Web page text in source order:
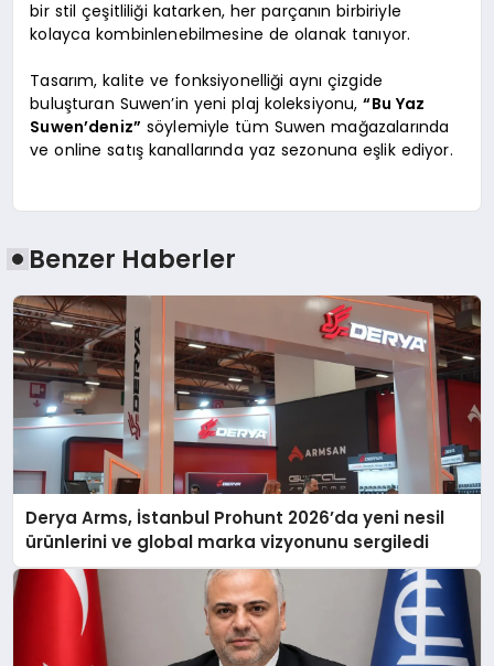
bir stil çeşitliliği katarken, her parçanın birbiriyle
kolayca kombinlenebilmesine de olanak tanıyor.
Tasarım, kalite ve fonksiyonelliği aynı çizgide
buluşturan Suwen’in yeni plaj koleksiyonu,“Bu Yaz
Suwen’deniz” söylemiyle tüm Suwen mağazalarında
ve online satış kanallarında yaz sezonuna eşlik ediyor.
Benzer Haberler
Derya Arms, İstanbul Prohunt 2026’da yeni nesil
ürünlerini ve global marka vizyonunu sergiledi